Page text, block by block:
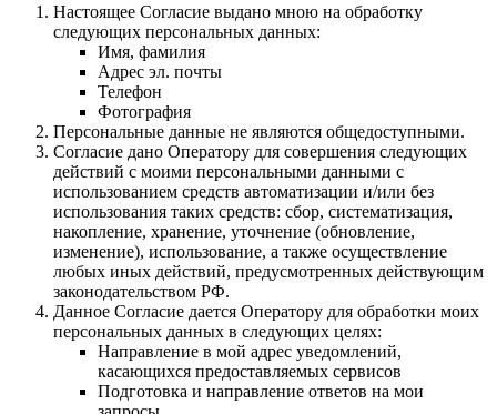
Настоящее Согласие выдано мною на обработку
следующих персональных данных:
Имя, фамилия
Адрес эл. почты
Телефон
Фотография
Персональные данные не являются общедоступными.
Согласие дано Оператору для совершения следующих
действий с моими персональными данными с
использованием средств автоматизации и/или без
использования таких средств: сбор, систематизация,
накопление, хранение, уточнение (обновление,
изменение), использование, а также осуществление
любых иных действий, предусмотренных действующим
законодательством РФ.
Данное Согласие дается Оператору для обработки моих
персональных данных в следующих целях:
Направление в мой адрес уведомлений,
касающихся предоставляемых сервисов
Подготовка и направление ответов на мои